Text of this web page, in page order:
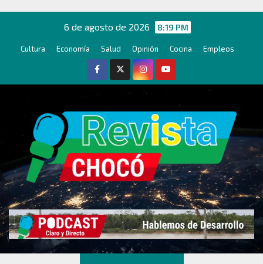
contenido
6 de agosto de 2026 8:19 PM
Cultura Economía Salud Opinión Cocina Empleos